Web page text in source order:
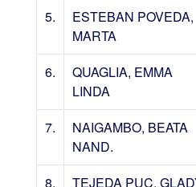
5.
ESTEBAN POVEDA,
MARTA
6.
QUAGLIA, EMMA
LINDA
7.
NAIGAMBO, BEATA
NAND.
8. TEJEDA PUC.